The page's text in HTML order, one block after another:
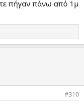
πήγαν πάνω από 1μ
#310